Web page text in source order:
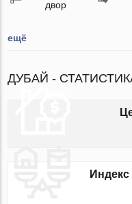
двор
ещё
ДУБАЙ -
Индекс